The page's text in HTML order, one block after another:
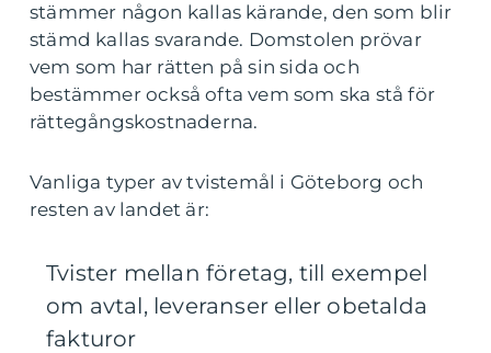
stämmer någon kallas kärande, den som blir
stämd kallas svarande. Domstolen prövar
vem som har rätten på sin sida och
bestämmer också ofta vem som ska stå för
rättegångskostnaderna.
Vanliga typer av tvistemål i Göteborg och
resten av landet är:
Tvister mellan företag, till exempel
om avtal, leveranser eller obetalda
fakturor